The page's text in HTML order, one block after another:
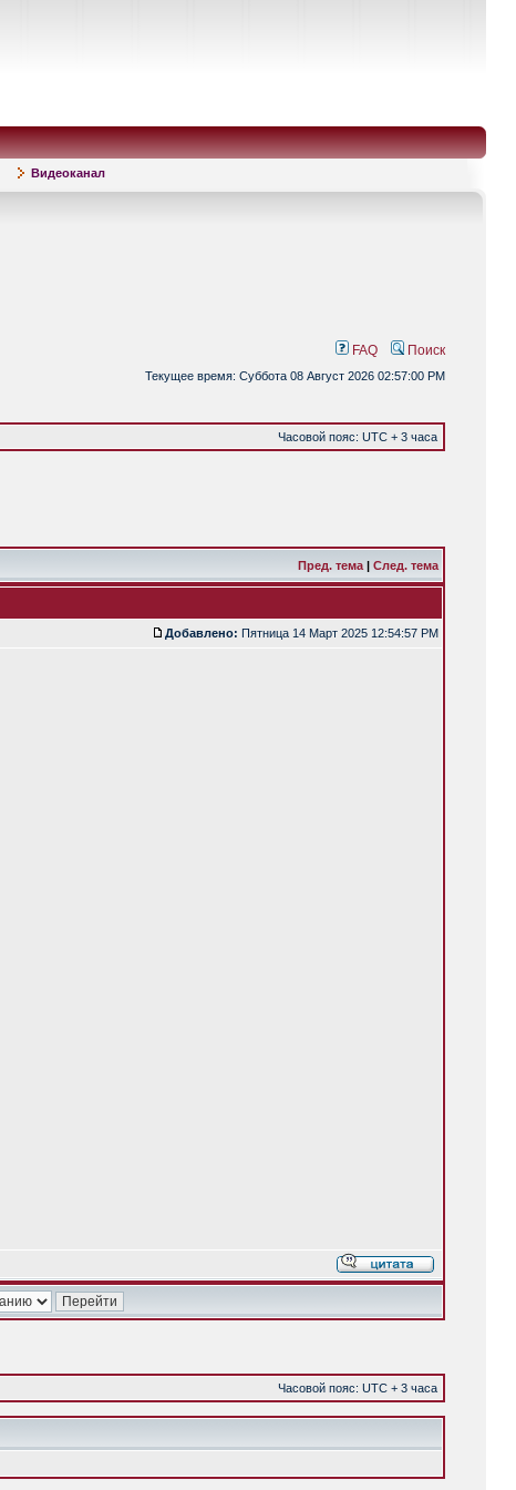
Видеоканал
FAQ Поиск
Текущее время: Суббота 08 Август 2026 02:57:00 PM
Часовой пояс: UTC + 3 часа
Пред. тема | След. тема
Добавлено: Пятница 14 Март 2025 12:54:57 PM
Часовой пояс: UTC + 3 часа